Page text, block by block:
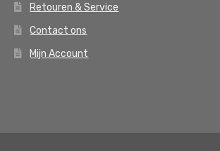
Retouren & Service
Contact ons
Mijn Account